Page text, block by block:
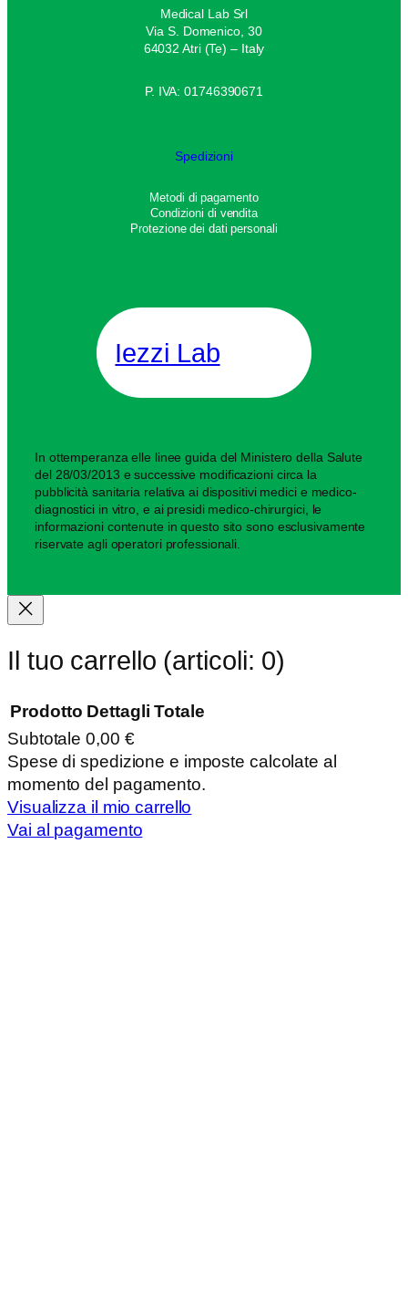
Medical Lab Srl
Via S. Domenico, 30
64032 Atri (Te) – Italy
P. IVA: 01746390671
Spedizioni
Metodi di pagamento
Condizioni di vendita
Protezione dei dati personali
Iezzi Lab
In ottemperanza elle linee guida del Ministero della Salute
del 28/03/2013 e successive modificazioni circa la
pubblicità sanitaria relativa ai dispositivi medici e medico-
diagnostici in vitro, e ai presidi medico-chirurgici, le
informazioni contenute in questo sito sono esclusivamente
riservate agli operatori professionali.
Il tuo carrello (articoli: 0)
Prodotti
nel
carrello
Prodotto Dettagli Totale
Subtotale0,00 €
Spese di spedizione e imposte calcolate al
momento del pagamento.
Visualizza il mio carrello
Vai al pagamento